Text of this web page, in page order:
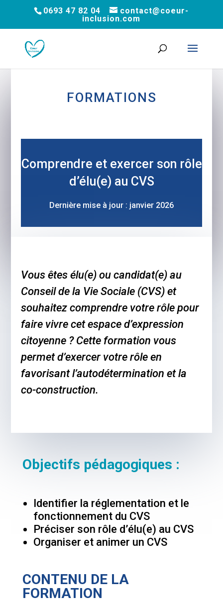
0693 47 82 04
contact@coeur-
inclusion.com
FORMATIONS
Comprendre et exercer son rôle
d’élu(e) au CVS
Dernière mise à jour : janvier 2026
Vous êtes élu(e) ou candidat(e) au
Conseil de la Vie Sociale (CVS) et
souhaitez comprendre votre rôle pour
faire vivre cet espace d’expression
citoyenne ? Cette formation vous
permet d’exercer votre rôle en
favorisant l’autodétermination et la
co-construction.
Objectifs pédagogiques :
Identifier la réglementation et le
fonctionnement du CVS
Préciser son rôle d’élu(e) au CVS
Organiser et animer un CVS
CONTENU DE LA
FORMATION